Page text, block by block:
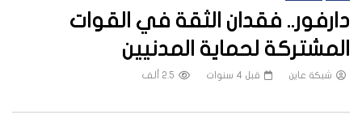
دارفور.. فقدان الثقة في القوات
المشتركة لحماية المدنيين
شبكة عاين قبل 4 سنوات 2.5 ألف